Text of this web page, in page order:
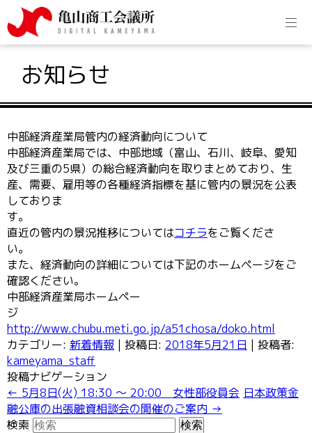
お知らせ
中部経済産業局管内の経済動向について
中部経済産業局では、中部地域（富山、石川、岐阜、愛知
及び三重の5県）の総合経済動向を取りまとめており、生
産、需要、雇用等の各種経済指標を基に管内の景況を公表
しておりま
直近の管内の景況推移についてはコチラをご覧くださ
また、経済動向の詳細については下記のホームページをご
確認ください。
中部経済産業局ホームペー
http://www.chubu.meti.go.jp/a51chosa/doko.html
カテゴリー: 新着情報 | 投稿日: 2018年5月21日 | 投稿者:
kameyama_staff
投稿ナビゲーション
← 5月8日(火) 18:30 ～ 20:00 女性部役員会 日本政策金
融公庫の出張融資相談会の開催のご案内 →
検索